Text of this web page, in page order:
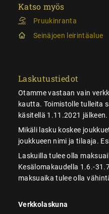
Katso myös
Pruukinranta
Seinäjoen leirintäalue
Laskutustiedot
Otamme vastaan vain
kautta. Toimistolle tulleita
käsitellä 1.11.2021 jälkeen.
Mikäli lasku koskee
joukkueen nimi ja tilaaja.
Laskuilla tulee olla
Kesälomakaudella 1.6.-
maksuaika tulee olla
Verkkolaskuna